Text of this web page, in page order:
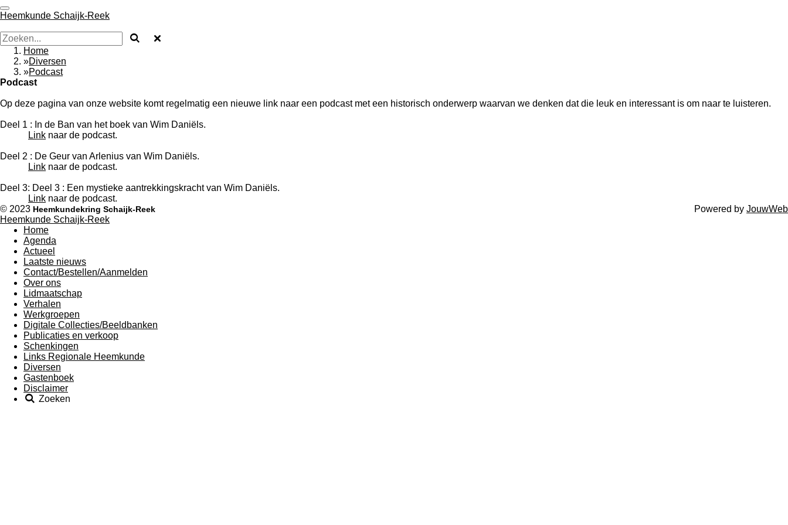
Ga
direct
naar
de
hoofdinhoud
Heemkunde Schaijk-Reek
Home
»Diversen
»Podcast
Podcast
Op deze pagina van onze website komt regelmatig een nieuwe link naar een podcast met een historisch onderwerp waarvan we denken dat die leuk en interessant is om naar te luisteren.
Deel 1 : In de Ban van het boek van Wim Daniëls.
Link naar de podcast.
Deel 2 : De Geur van Arlenius van Wim Daniëls.
Link naar de podcast.
Deel 3: Deel 3 : Een mystieke aantrekkingskracht van Wim Daniëls.
Link naar de podcast.
© 2023 Heemkundekring Schaijk-Reek Powered by JouwWeb
Heemkunde Schaijk-Reek
Home
Agenda
Actueel
Laatste nieuws
Contact/Bestellen/Aanmelden
Over ons
Lidmaatschap
Verhalen
Werkgroepen
Digitale Collecties/Beeldbanken
Publicaties en verkoop
Schenkingen
Links Regionale Heemkunde
Diversen
Gastenboek
Disclaimer
Zoeken